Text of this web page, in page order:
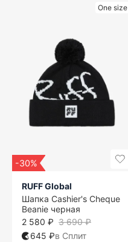
One size
-30%
RUFF Global
Шапка Cashier's Cheque
Beanie черная
3 690 ₽
2 580 ₽
645 ₽в Сплит